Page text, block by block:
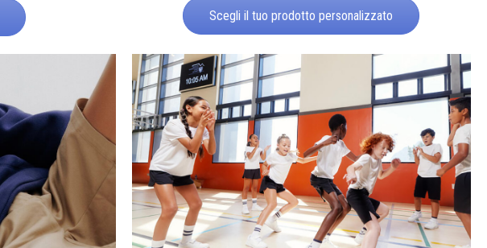
Scegli il tuo prodotto personalizzato